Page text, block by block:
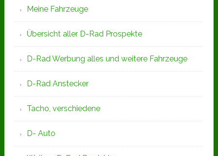
Meine Fahrzeuge
Übersicht aller D-Rad Prospekte
D-Rad Werbung alles und weitere Fahrzeuge
D-Rad Anstecker
Tacho, verschiedene
D- Auto